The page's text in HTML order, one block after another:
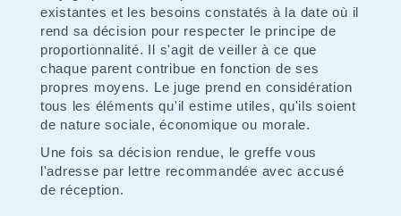
existantes et les besoins constatés à la date où il
rend sa décision pour respecter le principe de
proportionnalité. Il s'agit de veiller à ce que
chaque parent contribue en fonction de ses
propres moyens. Le juge prend en considération
tous les éléments qu'il estime utiles, qu'ils soient
de nature sociale, économique ou morale.
Une fois sa décision rendue, le greffe vous
l'adresse par lettre recommandée avec accusé
de réception.